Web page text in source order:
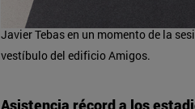
Javier Tebas en un momento de la
vestíbulo del edificio Amigos.
Asistencia récord a los